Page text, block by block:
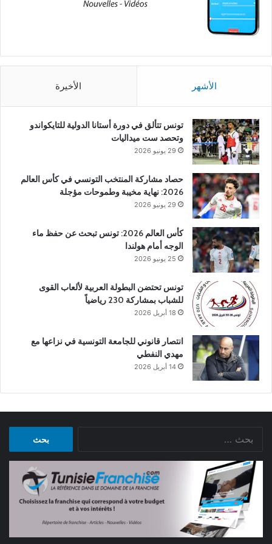
الأشهر الأخيرة
تونس تتألق في دورة أستانا الدولية للتايكواندو
وتحصد ست ميداليات
29 يونيو 2026
حصاد مشاركة المنتخب التونسي في كأس العالم
2026: نهاية مخيبة وطموحات مؤجلة
29 يونيو 2026
كأس العالم 2026: تونس تبحث عن حفظ ماء
الوجه أمام هولندا
25 يونيو 2026
تونس تحتضن البطولة العربية لألعاب القوى
للشباب بمشاركة 230 رياضياً
18 أبريل 2026
انتصار قانوني للجامعة التونسية في نزاعها مع
مهدي النفطي
14 أبريل 2026